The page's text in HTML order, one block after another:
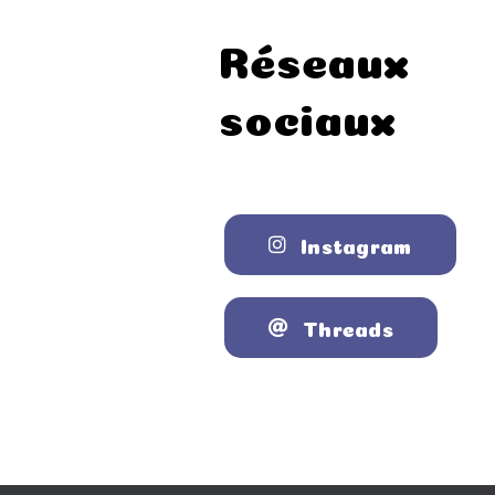
147,00 €.
Réseaux
sociaux
Instagram
Threads